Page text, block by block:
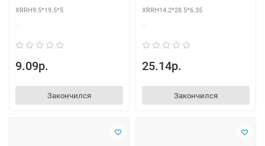
XRRH9.5*19.5*5
9.09р.
Закончился
XRRH14.2*28.5*6.35
25.14р.
Закончился